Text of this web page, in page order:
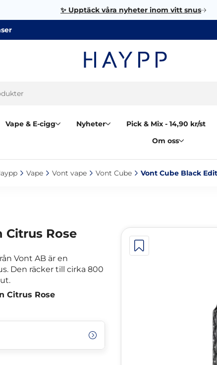
✨ Upptäck våra nyheter inom vitt snus
Vape & E-cigg Nyheter Pick & Mix - 14,90 kr/st
Om oss
Vape‎ Vont vape‎ Vont Cube‎ Vont Cube Black
Citrus Rose
Vont AB är en
Den räcker till cirka 800
Citrus Rose